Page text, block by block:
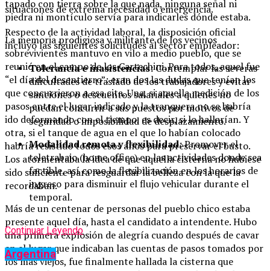
tapado con tierra sobre la que nada, ninguna señal ni
piedra ni montículo servía para indicarles dónde estaba.
La memoria prodigiosa y militante de los vecinos
sobrevivientes mantuvo en vilo a medio pueblo, que se
reunió en el campo de los Cartechini. Para todos, aquel fue
“el día del desentierro”: eran dos las dudas que tenían los
que concurrieron a esa cita. Una, si aquella medición de los
pasos entre el lugar indicado y la tranquera no se habría
ido deformando con el tiempo, es decir, si lo hallarían. Y
otra, si el tanque de agua en el que lo habían colocado
habría resistido todos esos años para preservar el busto.
Los atormentaba la idea de que aquella cisterna no hubiese
sido suficiente para resguardar la belleza con la que la
recordaban.
Más de un centenar de personas del pueblo chico estaba
presente aquel día, hasta el candidato a intendente. Hubo
una primera explosión de alegría cuando después de cavar
en el lugar que indicaban las cuentas de pasos tomados por
los más viejos, fue finalmente hallada la cisterna que
situaciones de extrema necesidad o emergencia.
Respecto de la actividad laboral, la disposición oficial
incluyó las siguientes solicitudes al sector empleador:
Tolerancia e inasistencias:Contemplar las severas
dificultades de traslado de los trabajadores y evitar
sanciones o descuentos salariales a quienes no
puedan concurrir a sus puestos por motivos de
seguridad o imposibilidad de desplazamiento.
Modalidad remota y flexibilidad:Promover el
teletrabajo (home office) en las actividades donde sea
factible, así como la flexibilización en los horarios de
ingreso para disminuir el flujo vehicular durante el
temporal.
Continuar Leyendo
Argentina